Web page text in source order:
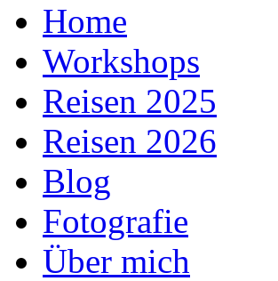
Home
Workshops
Reisen 2025
Reisen 2026
Blog
Fotografie
Über mich